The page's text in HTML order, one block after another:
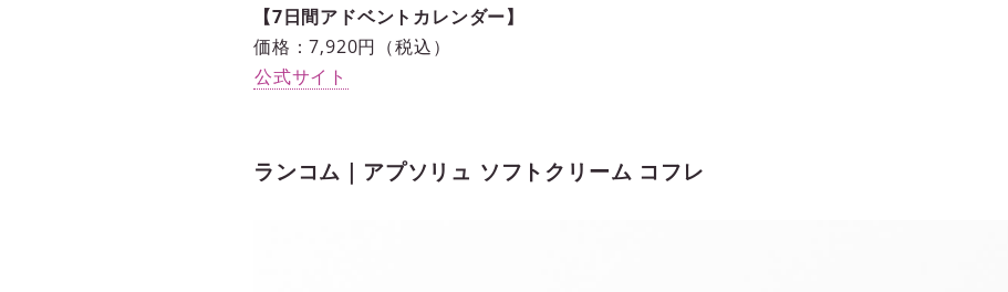
【7日間アドベントカレンダー】
価格：7,920円（税込）
公式サイト
ランコム｜アプソリュ ソフトクリーム コフレ